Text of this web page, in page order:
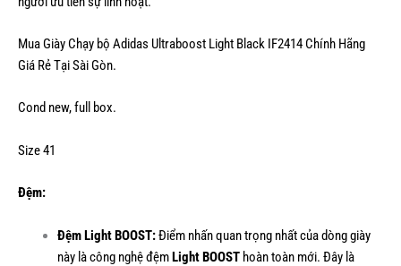
Mua Giày Chạy bộ Adidas Ultraboost Light Black IF2414 Chính Hãng
Giá Rẻ Tại Sài Gòn.
Cond new, full box.
Size 41
Đệm:
Đệm Light BOOST:Điểm nhấn quan trọng nhất của dòng giày
này là công nghệ đệmLight BOOSThoàn toàn mới. Đây là